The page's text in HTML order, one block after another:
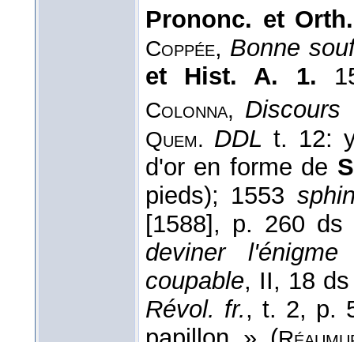
Prononc. et
Coppée, Bonne
et Hist. A. 1.
Colonna,
Quem. DDL t. 12:
d'or en forme de
pieds); 1553
[1588], p. 260 ds
deviner
coupable, II, 18
Révol. fr., t. 2, p.